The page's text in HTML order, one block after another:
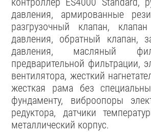
давления, армированные
разгрузочный клапан,
давления, обратный клапан,
давления, масляный
предварительной фильтрации,
вентилятора, жесткий
жесткая рама без
фундаменту, виброопоры
редуктора, датчики
металлический корпус.